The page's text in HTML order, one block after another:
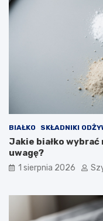
BIAŁKO SKŁADNIKI
Jakie białko
uwagę?
1 sierpnia 2026